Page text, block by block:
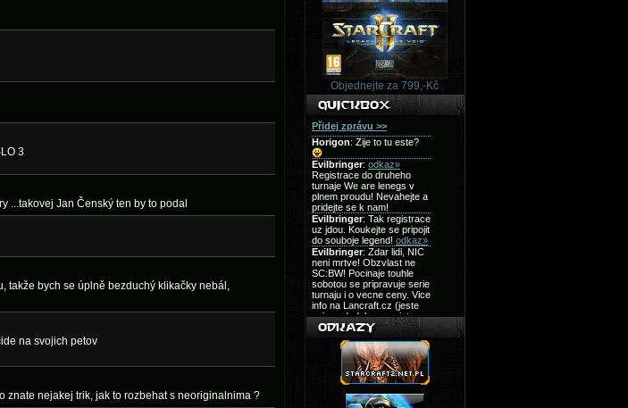
3
...takovej Jan Čenský ten by to podal
takže bych se úplně bezduchý klikačky nebál,
na svojich petov
znate nejakej trik, jak to rozbehat s neoriginalnima ?
Objednejte za 799,-Kč